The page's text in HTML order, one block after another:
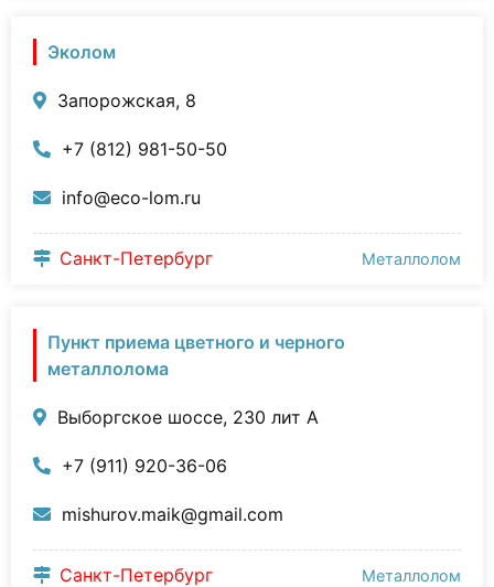
Эколом
Запорожская, 8
+7 (812) 981-50-50
info@eco-lom.ru
Санкт-Петербург Металлолом
Пункт приема цветного и черного
металлолома
Выборгское шоссе, 230 лит А
+7 (911) 920-36-06
mishurov.maik@gmail.com
Санкт-Петербург Металлолом